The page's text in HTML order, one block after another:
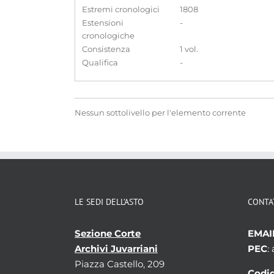
Estremi cronologici
1808
Estensioni
cronologiche
-
Consistenza
1 vol.
Qualifica
-
Nessun sottolivello per l'elemento corrente
LE SEDI DELL’ASTO
Sezione Corte
Archivi Juvarriani
Piazza Castello, 209
PEC: